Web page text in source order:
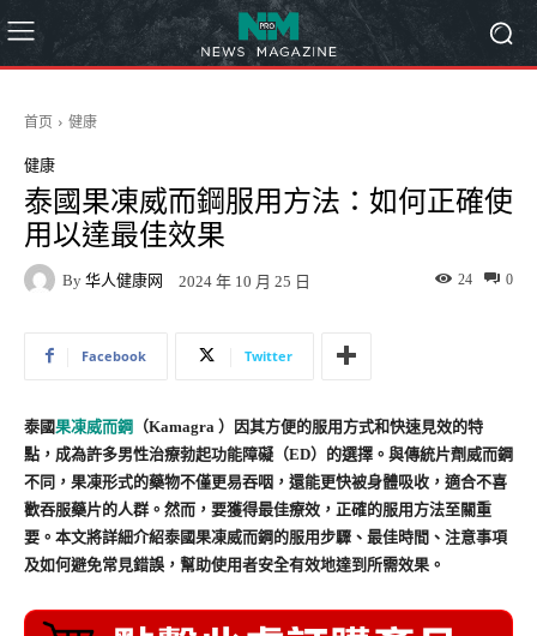
首页 健康
健康
泰國果凍威而鋼服用方法：如何正確使
用以達最佳效果
By 华人健康网 2024 年 10 月 25 日 0
24
Facebook Twitter
泰國果凍威而鋼 （Kamagra ）因其方便的服用方式和快速見效的特
點，成為許多男性治療勃起功能障礙（ED）的選擇。與傳統片劑威而鋼
不同，果凍形式的藥物不僅更易吞咽，還能更快被身體吸收，適合不喜
歡吞服藥片的人群。然而，要獲得最佳療效，正確的服用方法至關重
要。本文將詳細介紹泰國果凍威而鋼的服用步驟、最佳時間、注意事項
及如何避免常見錯誤，幫助使用者安全有效地達到所需效果。